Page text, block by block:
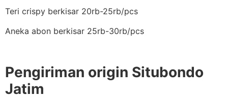
Teri crispy berkisar 20rb-25rb/pcs
Aneka abon berkisar 25rb-30rb/pcs
Pengiriman origin Situbondo
Jatim